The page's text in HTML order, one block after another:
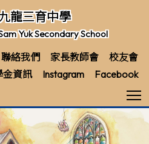
龍三育中學
Yuk Secondary School
聯絡我們 家長教師會
校友會
金資訊
Instagram Facebook